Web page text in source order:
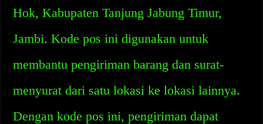
Hok, Kabupaten Tanjung Jabung Timur,
Jambi. Kode pos ini digunakan untuk
membantu pengiriman barang dan surat-
menyurat dari satu lokasi ke lokasi lainnya.
Dengan kode pos ini, pengiriman dapat